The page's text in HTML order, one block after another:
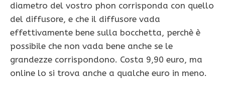
diametro del vostro phon corrisponda con quello
del diffusore, e che il diffusore vada
effettivamente bene sulla bocchetta, perchè è
possibile che non vada bene anche se le
grandezze corrispondono. Costa 9,90 euro, ma
online lo si trova anche a qualche euro in meno.